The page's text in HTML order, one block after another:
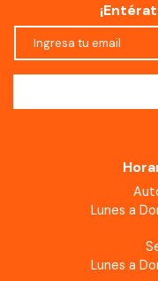
Lunes a
Lunes a